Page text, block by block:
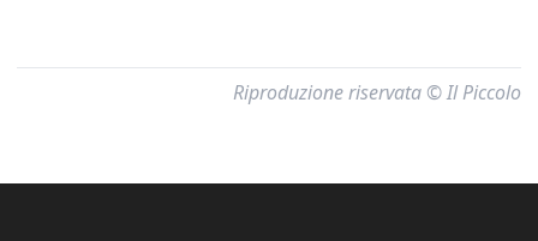
Riproduzione riservata © Il Piccolo